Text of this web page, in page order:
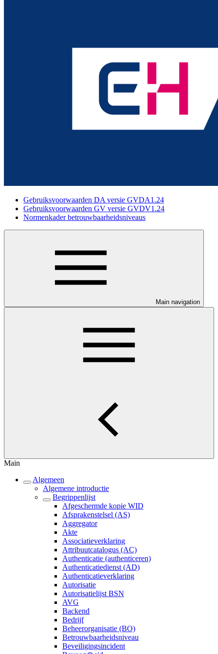
Gebruiksvoorwaarden DA versie GVDA1.24
Gebruiksvoorwaarden GV versie GVDV1.24
Normenkader betrouwbaarheidsniveaus
Main navigation
Main
Algemeen
Algemene introductie
Begrippenlijst
Afgeschermde kopie WID
Afsprakenstelsel (AS)
Aggregator
Akte
Associatieverklaring
Attribuutcatalogus (AC)
Authenticatie (authenticeren)
Authenticatiedienst (AD)
Authenticatieverklaring
Autorisatie
Autorisatielijst BSN
AVG
Backend
Bedrijf
Beheerorganisatie (BO)
Betrouwbaarheidsniveau
Beveiligingsincident